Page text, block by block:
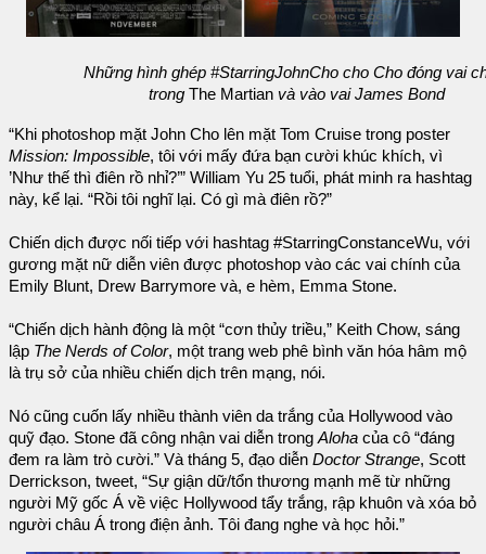
Những hình ghép #StarringJohnCho cho Cho đóng vai
trongThe Martian và vào vai James Bond
“Khi photoshop mặt John Cho lên mặt Tom Cruise trong poster
Mission: Impossible, tôi với mấy đứa bạn cười khúc khích, vì
’Như thế thì điên rồ nhỉ?’” William Yu 25 tuổi, phát minh ra hashtag
này, kể lại. “Rồi tôi nghĩ lại. Có gì mà điên rồ?”
Chiến dịch được nối tiếp với hashtag #StarringConstanceWu, với
gương mặt nữ diễn viên được photoshop vào các vai chính của
Emily Blunt, Drew Barrymore và, e hèm, Emma Stone.
“Chiến dịch hành động là một “cơn thủy triều,” Keith Chow, sáng
lập The Nerds of Color, một trang web phê bình văn hóa hâm mộ
là trụ sở của nhiều chiến dịch trên mạng, nói.
Nó cũng cuốn lấy nhiều thành viên da trắng của Hollywood vào
quỹ đạo. Stone đã công nhận vai diễn trongAloha của cô “đáng
đem ra làm trò cười.” Và tháng 5, đạo diễn Doctor Strange, Scott
Derrickson, tweet, “Sự giận dữ/tổn thương mạnh mẽ từ những
người Mỹ gốc Á về việc Hollywood tẩy trắng, rập khuôn và xóa bỏ
người châu Á trong điện ảnh. Tôi đang nghe và học hỏi.”